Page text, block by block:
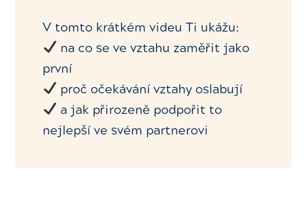
V tomto krátkém videu Ti ukážu:
na co se ve vztahu zaměřit jako
první
proč očekávání vztahy oslabují
a jak přirozeně podpořit to
nejlepší ve svém partnerovi